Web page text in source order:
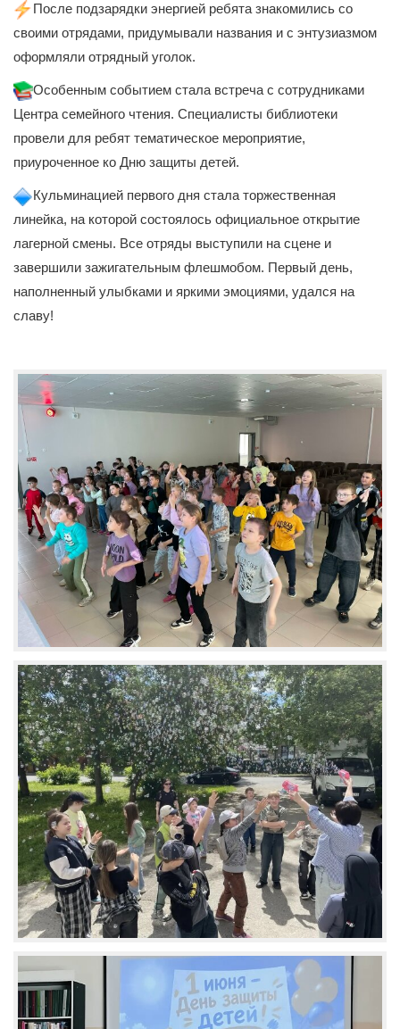
После подзарядки энергией ребята знакомились со
своими отрядами, придумывали названия и с энтузиазмом
оформляли отрядный уголок.
Особенным событием стала встреча с сотрудниками
Центра семейного чтения. Специалисты библиотеки
провели для ребят тематическое мероприятие,
приуроченное ко Дню защиты детей.
Кульминацией первого дня стала торжественная
линейка, на которой состоялось официальное открытие
лагерной смены. Все отряды выступили на сцене и
завершили зажигательным флешмобом. Первый день,
наполненный улыбками и яркими эмоциями, удался на
славу!